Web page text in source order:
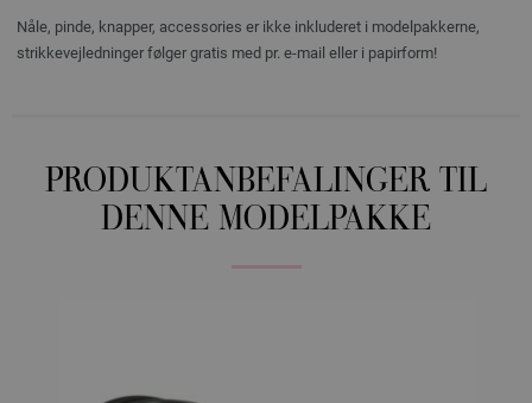
Nåle, pinde, knapper, accessories er ikke inkluderet i modelpakkerne,
strikkevejledninger følger gratis med pr. e-mail eller i papirform!
PRODUKTANBEFALINGER TIL
DENNE MODELPAKKE